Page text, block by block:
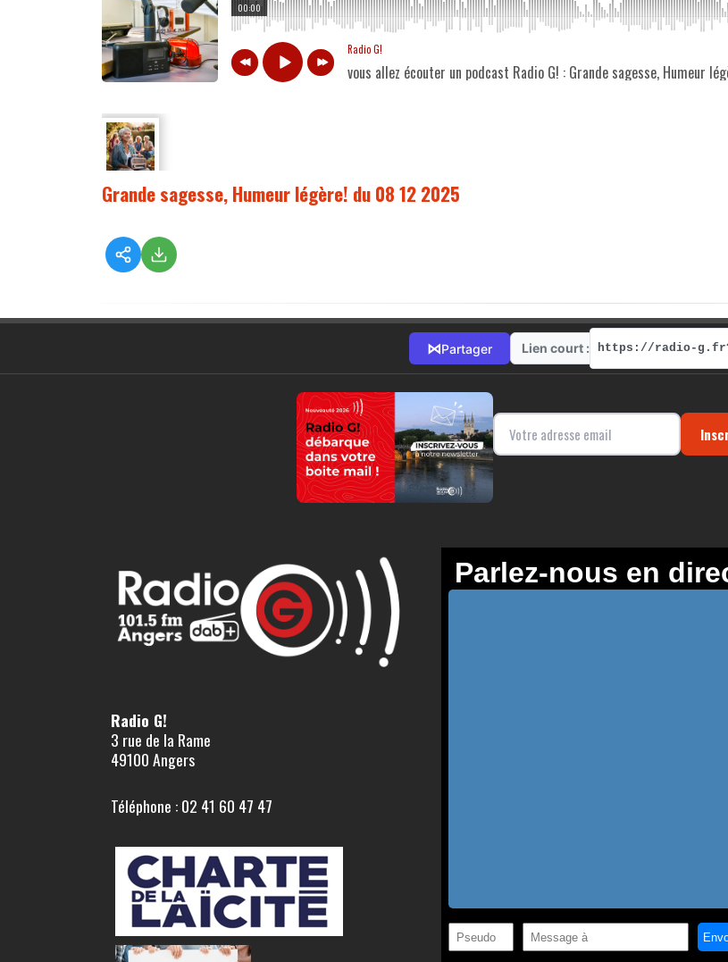
00:00
Radio G!
vous allez écouter un podcast Radio G! : Grande sagesse, Humeur
Grande sagesse, Humeur légère! du 08 12 2025
⋈Partager Lien court :
Radio G!
3 rue de la Rame
49100 Angers
Téléphone : 02 41 60 47 47